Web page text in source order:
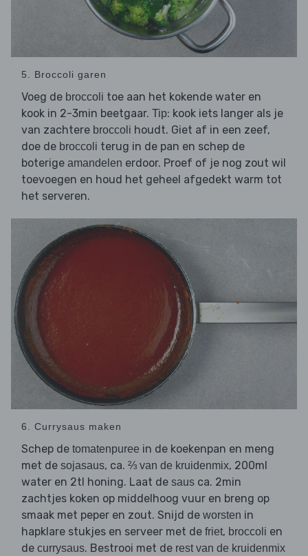
5. Broccoli garen
Voeg de broccoli toe aan het kokende water en
kook in 2-3min beetgaar. Tip: kook iets langer als je
van zachtere broccoli houdt. Giet af in een zeef,
doe de broccoli terug in de pan en schep de
boterige amandelen erdoor. Proef of je nog zout wil
toevoegen en houd het geheel afgedekt warm tot
het serveren.
6. Currysaus maken
Schep de tomatenpuree in de koekenpan en meng
met de sojasaus, ca. ⅔ van de kruidenmix, 200ml
water en 2tl honing. Laat de saus ca. 2min
zachtjes koken op middelhoog vuur en breng op
smaak met peper en zout. Snijd de worsten in
hapklare stukjes en serveer met de friet, broccoli en
de currysaus. Bestrooi met de rest van de kruidenmix